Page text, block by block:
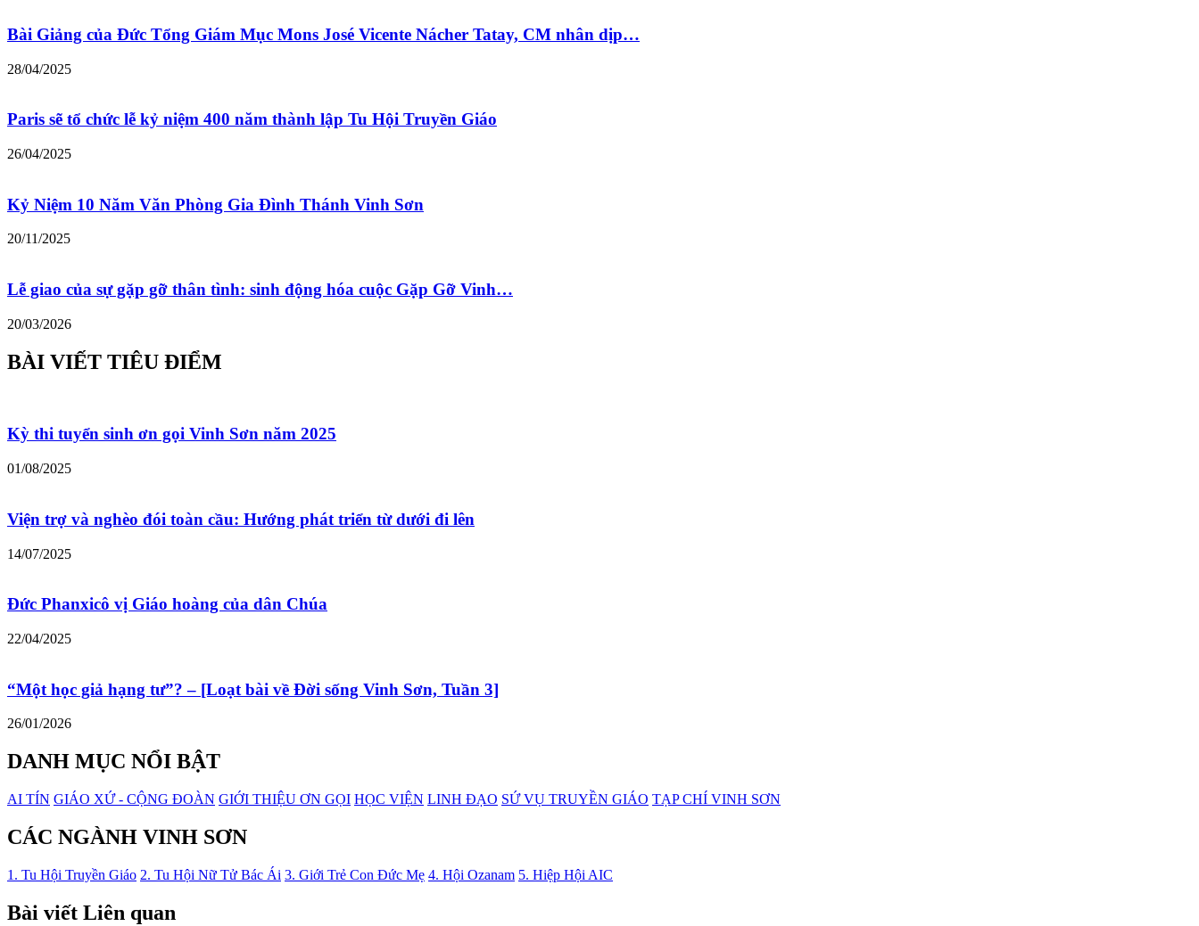
Bài Giảng của Đức Tổng Giám Mục Mons José Vicente Nácher Tatay, CM nhân dịp…
28/04/2025
Paris sẽ tổ chức lễ kỷ niệm 400 năm thành lập Tu Hội Truyền Giáo
26/04/2025
Kỷ Niệm 10 Năm Văn Phòng Gia Đình Thánh Vinh Sơn
20/11/2025
Lễ giao của sự gặp gỡ thân tình: sinh động hóa cuộc Gặp Gỡ Vinh…
20/03/2026
BÀI VIẾT TIÊU ĐIỂM
Kỳ thi tuyển sinh ơn gọi Vinh Sơn năm 2025
01/08/2025
Viện trợ và nghèo đói toàn cầu: Hướng phát triển từ dưới đi lên
14/07/2025
Đức Phanxicô vị Giáo hoàng của dân Chúa
22/04/2025
“Một học giả hạng tư”? – [Loạt bài về Đời sống Vinh Sơn, Tuần 3]
26/01/2026
DANH MỤC NỔI BẬT
AI TÍN GIÁO XỨ - CỘNG ĐOÀN GIỚI THIỆU ƠN GỌI HỌC VIỆN LINH ĐẠO SỨ VỤ TRUYỀN GIÁO TẠP CHÍ VINH SƠN
CÁC NGÀNH VINH SƠN
1. Tu Hội Truyền Giáo 2. Tu Hội Nữ Tử Bác Ái 3. Giới Trẻ Con Đức Mẹ 4. Hội Ozanam 5. Hiệp Hội AIC
Bài viết Liên quan